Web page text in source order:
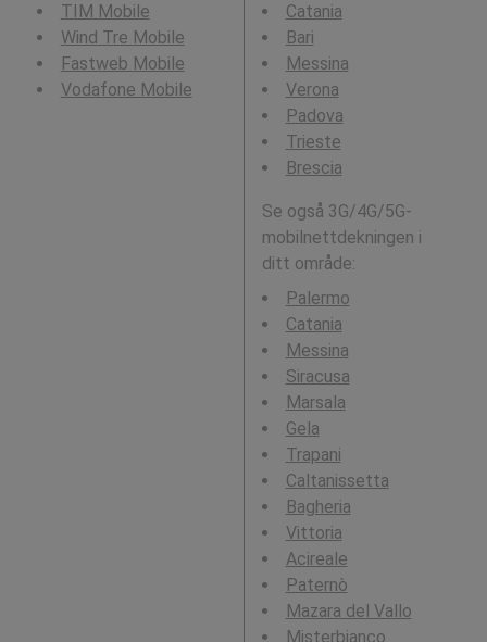
TIM Mobile
Wind Tre Mobile
Fastweb Mobile
Vodafone Mobile
Catania
Bari
Messina
Verona
Padova
Trieste
Brescia
Se også 3G/4G/5G-
mobilnettdekningen i
ditt område:
Palermo
Catania
Messina
Siracusa
Marsala
Gela
Trapani
Caltanissetta
Bagheria
Vittoria
Acireale
Paternò
Mazara del Vallo
Misterbianco